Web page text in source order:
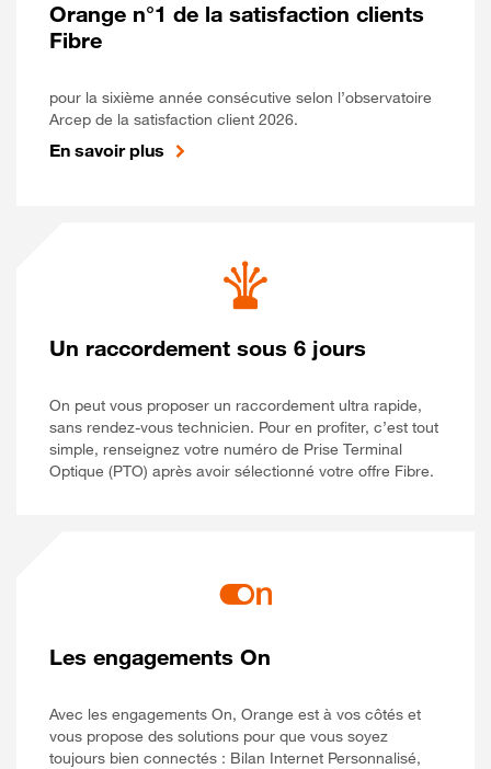
Orange n°1 de la satisfaction clients
Fibre
pour la sixième année consécutive selon l’observatoire
Arcep de la satisfaction client 2026.
En savoir plus
Un raccordement sous 6 jours
On peut vous proposer un raccordement ultra rapide,
sans rendez-vous technicien. Pour en profiter, c’est tout
simple, renseignez votre numéro de Prise Terminal
Optique (PTO) après avoir sélectionné votre offre Fibre.
Les engagements On
Avec les engagements On, Orange est à vos côtés et
vous propose des solutions pour que vous soyez
toujours bien connectés : Bilan Internet Personnalisé,